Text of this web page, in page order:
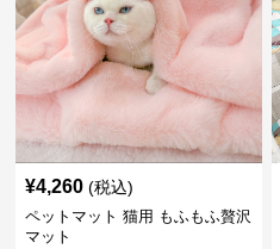
¥4,260 (税込)
ペットマット 猫用 もふもふ贅沢
マット